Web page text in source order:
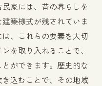
家には、昔の暮らしを
築様式が残されていま
、これらの要素を大切
を取り入れることで、
ができます。歴史的な
込むことで、その地域